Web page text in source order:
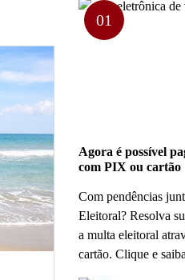
01
Agora é possível
com PIX ou cartão
Com pendências
Eleitoral? Resolva
a multa eleitoral
cartão. Clique e